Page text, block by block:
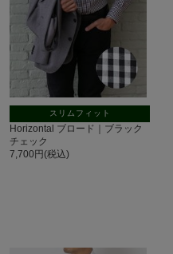
スリムフィット
Horizontal ブロード｜ブラック
チェック
7,700円(税込)